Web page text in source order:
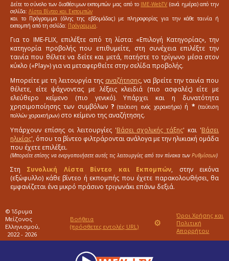
Δείτε το σύνολο των διαθέσιμων εκπομπών μας από το IME-WebTV (ανά ημέρα) από την
σελίδα: Λίστα Βίντεο και Εκπομπών
και το Πρόγραμμα (όλης της εβδομάδας) με πληροφορίες για την κάθε ταινία ή
εκπομπή από τη σελίδα: Πρόγραμμα.
Για το IME-FLIX, επιλέξτε από τη λίστα: «Επιλογή Κατηγορίας», την
κατηγορία προβολής που επιθυμείτε, στη συνέχεια επιλέξτε την
ταινία που θέλετε να δείτε και μετά, πατήστε το τρίγωνο μέσα στον
κύκλο («Play») για να μεταφερθείτε στην σελίδα προβολής.
Μπορείτε με τη λειτουργία της αναζήτησης, να βρείτε την ταινία που
θέλετε, είτε ψάχνοντας με λέξεις κλειδιά (πιο ασφαλές) είτε με
ελεύθερο κείμενο (πιο γενικό). Υπάρχει και η δυνατότητα
χρησιμοποίησης των συμβόλων ? (ταύτιση ενός χαρακτήρα) ή * (ταύτιση
πολλών χαρακτήρων) στο κείμενο της αναζήτησης.
Υπάρχουν επίσης οι λειτουργίες 'Βάσει σχολικής τάξης' και 'Βάσει
ηλικίας', όπου τα βίντεο φιλτράρονται ανάλογα με την ηλικιακή ομάδα
που έχετε επιλέξει.
(Μπορείτε επίσης να ενεργοποιήσετε αυτές τις λειτουργίες από τον πίνακα των Ρυθμίσεων)
Στη Συνολική Λίστα Βίντεο και Εκπομπών, στην εικόνα
(εξώφυλλο) κάθε βίντεο ή εκπομπής που έχετε παρακολουθήσει, θα
εμφανίζεται ένα μικρό πράσινο τριγωνάκι επάνω δεξιά.
© Ίδρυμα
Μείζονος
Ελληνισμού,
2022 - 2026
Βοήθεια
(πρόσθετες εντολές URL)
⚙
Όροι Χρήσης και
Πολιτική
Απορρήτου